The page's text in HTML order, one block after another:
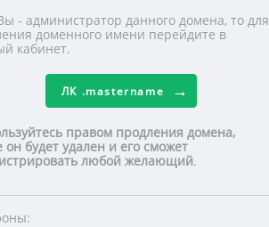
- администратор данного домена, то для
доменного имени перейдите в
кабинет.
ЛК .mastername
правом продления домена,
он будет удален и его сможет
любой желающий.